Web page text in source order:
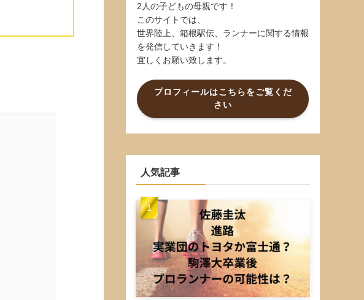
2人の子どもの母親です！
このサイトでは、
世界陸上、箱根駅伝、ランナーに関する情報
を発信していきます！
宜しくお願い致します。
プロフィールはこちらをご覧くだ
さい
人気記事